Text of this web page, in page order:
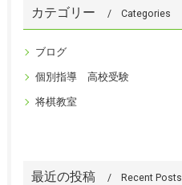
カテゴリー Categories
ブログ
個別指導 高校受験
将棋教室
最近の投稿 Recent Posts